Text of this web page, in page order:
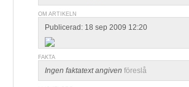
OM ARTIKELN
Publicerad: 18 sep 2009 12:20
FAKTA
Ingen faktatext angiven föreslå